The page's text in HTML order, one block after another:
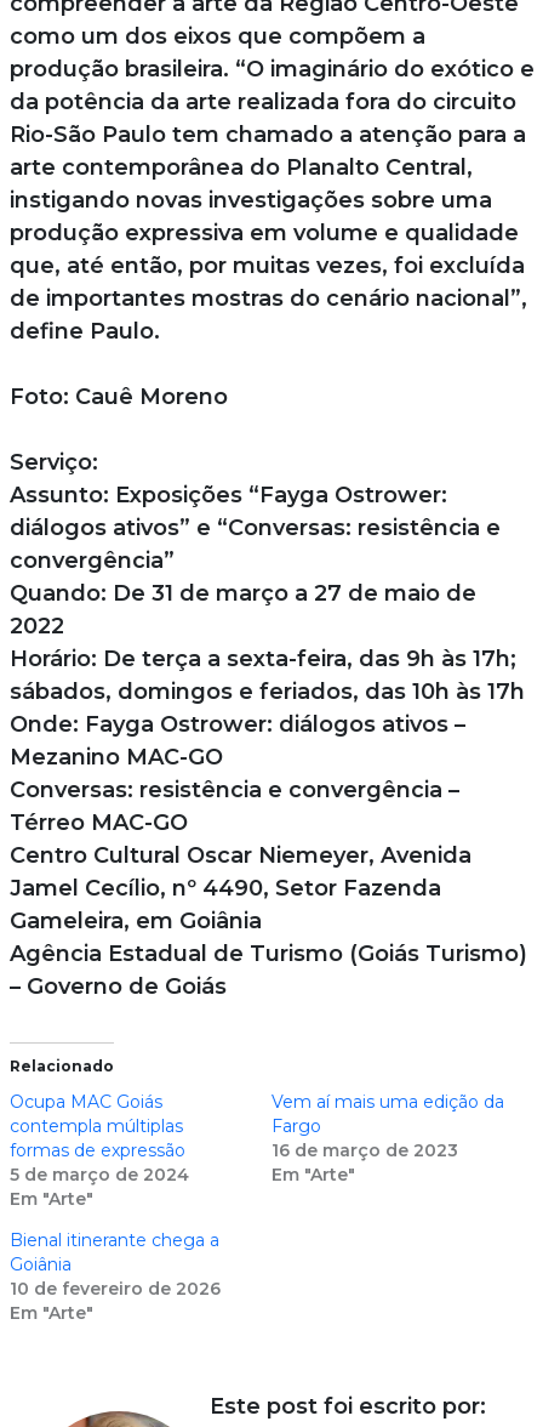
como um dos eixos que compõem a
produção brasileira. “O imaginário do exótico e
da potência da arte realizada fora do circuito
Rio-São Paulo tem chamado a atenção para a
arte contemporânea do Planalto Central,
instigando novas investigações sobre uma
produção expressiva em volume e qualidade
que, até então, por muitas vezes, foi excluída
de importantes mostras do cenário nacional”,
define Paulo.
Foto: Cauê Moreno
Serviço:
Assunto: Exposições “Fayga Ostrower:
diálogos ativos” e “Conversas: resistência e
convergência”
Quando: De 31 de março a 27 de maio de
2022
Horário: De terça a sexta-feira, das 9h às 17h;
sábados, domingos e feriados, das 10h às 17h
Onde: Fayga Ostrower: diálogos ativos –
Mezanino MAC-GO
Conversas: resistência e convergência –
Térreo MAC-GO
Centro Cultural Oscar Niemeyer, Avenida
Jamel Cecílio, nº 4490, Setor Fazenda
Gameleira, em Goiânia
Agência Estadual de Turismo (Goiás Turismo)
– Governo de Goiás
Relacionado
Ocupa MAC Goiás
contempla múltiplas
formas de expressão
5 de março de 2024
Em "Arte"
Vem aí mais uma edição da
Fargo
16 de março de 2023
Em "Arte"
Bienal itinerante chega a
Goiânia
10 de fevereiro de 2026
Em "Arte"
Este post foi escrito por: